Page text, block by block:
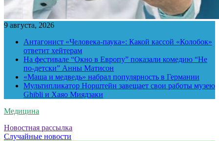
9 августа, 2026
Антагонист «Человека-паука»: Какой кассой «Колобок»
ответит хейтерам
На фестивале “Окно в Европу” показали комедию “Не
по-детски” Анны Матисон
«Маша и медведь» набрал популярность в Германии
Мультипликатор Норштейн завещает свои работы музею
Ghibli и Хаяо Миядзаки
Медицина
Новостная рассылка
Случайные новости